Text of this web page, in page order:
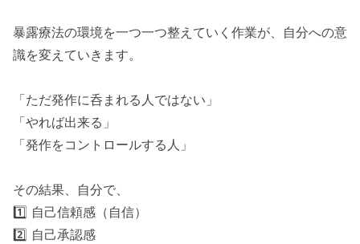
暴露療法の環境を一つ一つ整えていく作業が、自分への意
識を変えていきます。
「ただ発作に呑まれる人ではない」
「やれば出来る」
「発作をコントロールする人」
その結果、自分で、
1️⃣ 自己信頼感（自信）
2️⃣ 自己承認感